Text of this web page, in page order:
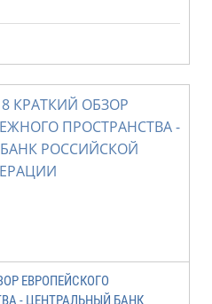
ЕВРОПЕЙСКОГО
- ЦЕНТРАЛЬНЫЙ БАНК